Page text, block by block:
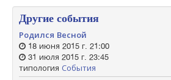
Другие события
Родился Весной
18 июня 2015 г. 21:00
31 июля 2015 г. 23:45
типология События